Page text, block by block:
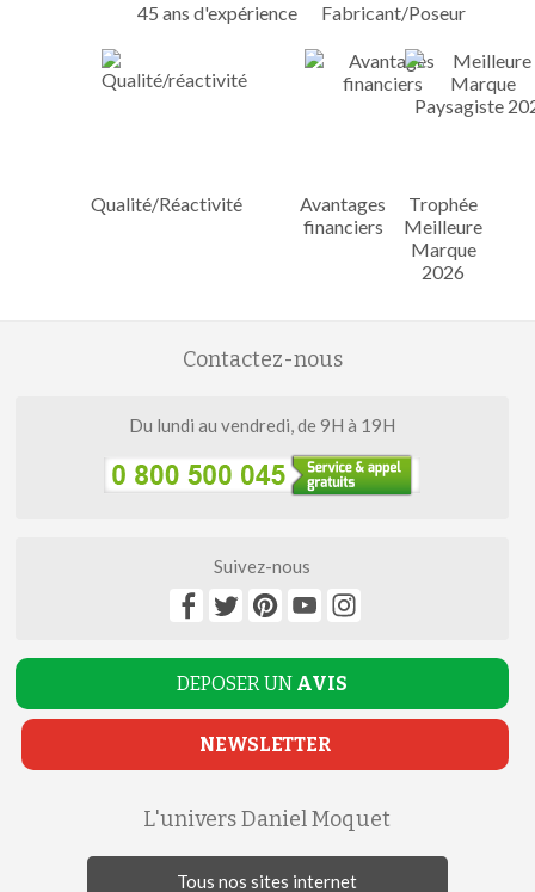
45 ans d'expérience Fabricant/Poseur
Qualité/Réactivité
Avantages
financiers
Trophée
Meilleure
Marque
2026
Contactez-nous
Du lundi au vendredi, de 9H à 19H
Suivez-nous
DEPOSER UN AVIS
NEWSLETTER
L'univers Daniel Moquet
Tous nos sites internet